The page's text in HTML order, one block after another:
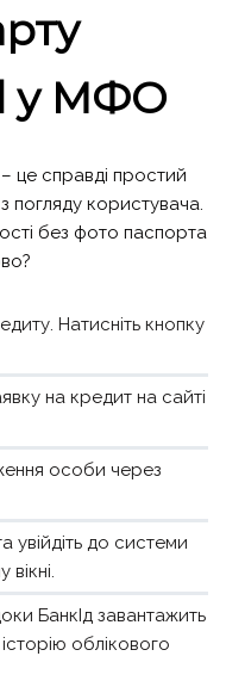
у МФО
це справді простий
погляду користувача.
без фото паспорта
Натисніть кнопку
на кредит на сайті
особи через
увійдіть до системи
БанкІд завантажить
облікового